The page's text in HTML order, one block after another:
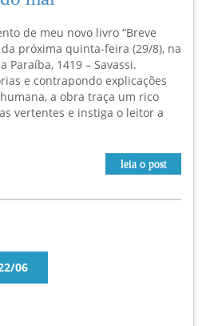
de meu novo livro “Breve
próxima quinta-feira (29/8), na
Paraíba, 1419 – Savassi.
e contrapondo explicações
a obra traça um rico
vertentes e instiga o leitor a
leia o post
06